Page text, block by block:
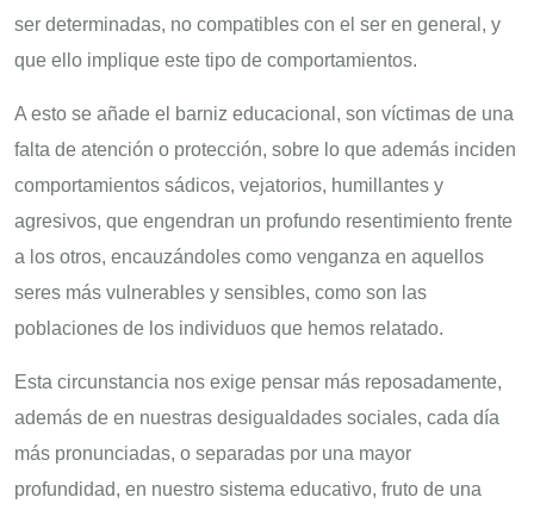
ser determinadas, no compatibles con el ser en general, y
que ello implique este tipo de comportamientos.
A esto se añade el barniz educacional, son víctimas de una
falta de atención o protección, sobre lo que además inciden
comportamientos sádicos, vejatorios, humillantes y
agresivos, que engendran un profundo resentimiento frente
a los otros, encauzándoles como venganza en aquellos
seres más vulnerables y sensibles, como son las
poblaciones de los individuos que hemos relatado.
Esta circunstancia nos exige pensar más reposadamente,
además de en nuestras desigualdades sociales, cada día
más pronunciadas, o separadas por una mayor
profundidad, en nuestro sistema educativo, fruto de una